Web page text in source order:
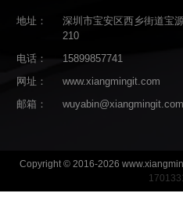
地址：
深圳市宝安区西乡街道宝
210
电话：
15899857741
网址：
www.xiangmingit.com
邮箱：
wuyabin@xiangmingit.com
Copyright © 2016-2026